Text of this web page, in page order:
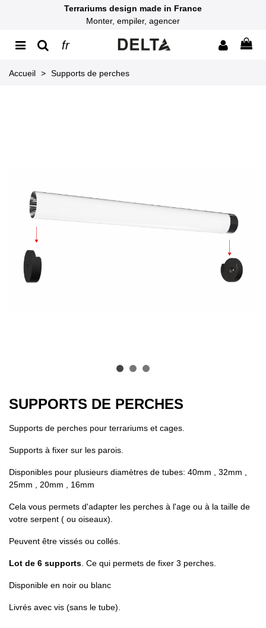
Terrariums design made in France
Monter, empiler, agencer
fr
Accueil > Supports de perches
SUPPORTS DE PERCHES
Supports de perches pour terrariums et cages.
Supports à fixer sur les parois.
Disponibles pour plusieurs diamètres de tubes: 40mm , 32mm ,
25mm , 20mm , 16mm
Cela vous permets d'adapter les perches à l'age ou à la taille de
votre serpent ( ou oiseaux).
Peuvent être vissés ou collés.
Lot de 6 supports . Ce qui permets de fixer 3 perches.
Disponible en noir ou blanc
Livrés avec vis (sans le tube).